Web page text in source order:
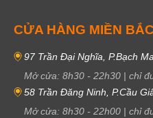
CỬA HÀNG MIỀN BẮC
97 Trần Đại Nghĩa, P.Bạch
Mở cửa: 8h30 - 22h30 | chỉ
58 Trần Đăng Ninh, P.Cầu
Mở cửa: 8h30 - 22h00 | chỉ